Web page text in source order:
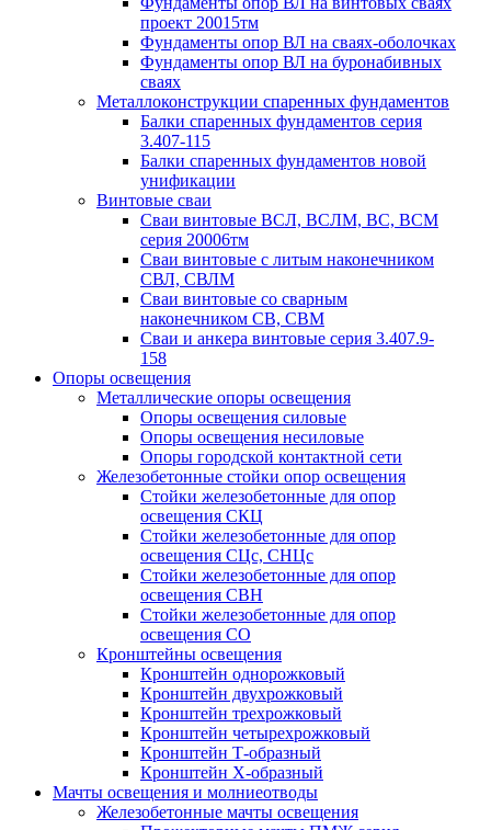
проект 20015тм
Фундаменты опор ВЛ на сваях-оболочках
Фундаменты опор ВЛ на буронабивных
сваях
Металлоконструкции спаренных фундаментов
Балки спаренных фундаментов серия
3.407-115
Балки спаренных фундаментов новой
унификации
Винтовые сваи
Сваи винтовые ВСЛ, ВСЛМ, ВС, ВСМ
серия 20006тм
Сваи винтовые с литым наконечником
СВЛ, СВЛМ
Сваи винтовые со сварным
наконечником СВ, СВМ
Сваи и анкера винтовые серия 3.407.9-
158
Опоры освещения
Металлические опоры освещения
Опоры освещения силовые
Опоры освещения несиловые
Опоры городской контактной сети
Железобетонные стойки опор освещения
Стойки железобетонные для опор
освещения СКЦ
Стойки железобетонные для опор
освещения СЦс, СНЦс
Стойки железобетонные для опор
освещения СВН
Стойки железобетонные для опор
освещения СО
Кронштейны освещения
Кронштейн однорожковый
Кронштейн двухрожковый
Кронштейн трехрожковый
Кронштейн четырехрожковый
Кронштейн Т-образный
Кронштейн Х-образный
Мачты освещения и молниеотводы
Железобетонные мачты освещения